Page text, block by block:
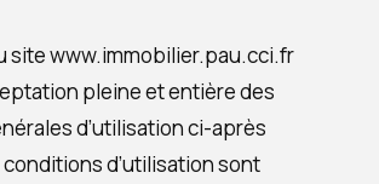
site www.immobilier.pau.cci.fr
pleine et entière des
d’utilisation ci-après
d’utilisation sont